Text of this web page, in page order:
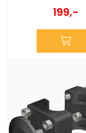
199,-